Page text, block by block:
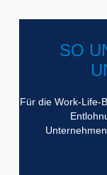
SO
Für die Work-Life-